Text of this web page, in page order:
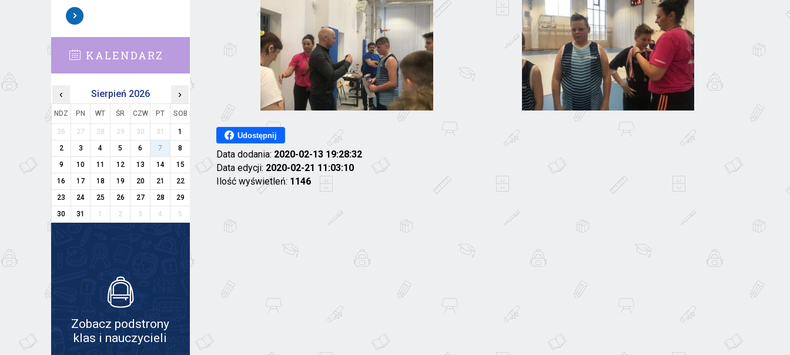
Udostępnij
Data dodania: 2020-02-13 19:28:32
Data edycji: 2020-02-21 11:03:10
Ilość wyświetleń: 1146
KALENDARZ
‹ Sierpień 2026 ›
NDZ PN WT ŚR CZW PT SOB
26 27 28 29 30 31
1
2
3 4 5 6 7
8
9
10 11 12 13 14
15
16
17 18 19 20 21
22
23
24 25 26 27 28
29
30
31 1 2 3 4 5
Zobacz podstrony
klas i nauczycieli